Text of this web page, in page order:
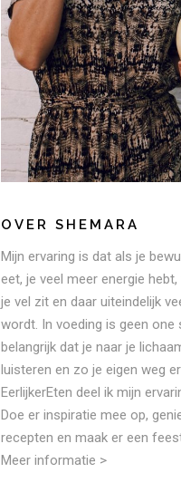
OVER SHEMARA
Mijn ervaring is dat als je
eet, je veel meer energie hebt,
je vel zit en daar uiteindelijk
wordt. In voeding is geen one
belangrijk dat je naar je
luisteren en zo je eigen weg
EerlijkerEten deel ik mijn
Doe er inspiratie mee op,
recepten en maak er een
Meer informatie >